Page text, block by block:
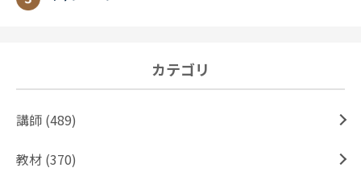
カテゴリ
講師 (489)
教材 (370)